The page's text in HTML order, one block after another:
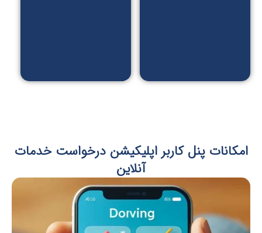
پنل کاربر اپلیکیشن درخواست خدمات
آنلاین